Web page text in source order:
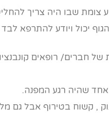
צומת שבו היה צריך
יכול ויודע להתרפא
של חברים/ רופאים
אחד שהיה רגע המפנה.
, קשוח בטירוף אבל גם